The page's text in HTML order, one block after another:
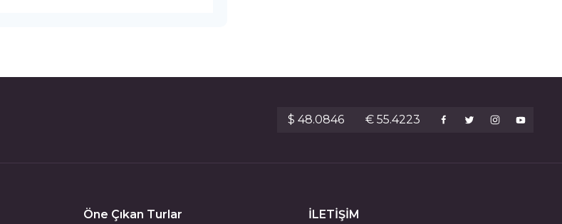
$ 48.0846 € 55.4223
Öne Çıkan Turlar İLETİŞİM